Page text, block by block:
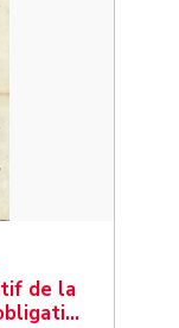
de la